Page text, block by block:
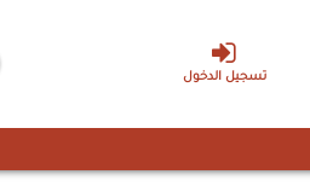
تسجيل الدخول